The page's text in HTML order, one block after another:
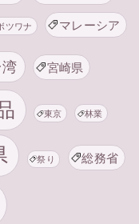
ツワナ マレーシア
宮崎県
東京 林業
祭り 総務省